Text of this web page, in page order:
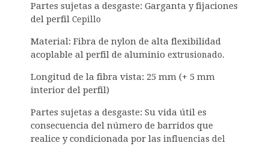
Partes sujetas a desgaste: Garganta y fijaciones
del perfil Cepillo
Material: Fibra de nylon de alta flexibilidad
acoplable al perfil de aluminio extrusionado.
Longitud de la fibra vista: 25 mm (+ 5 mm
interior del perfil)
Partes sujetas a desgaste: Su vida útil es
consecuencia del número de barridos que
realice y condicionada por las influencias del